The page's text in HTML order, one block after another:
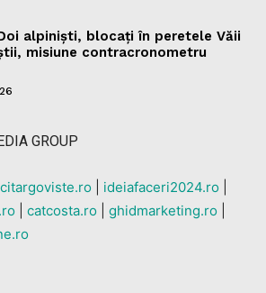
alpiniști, blocați în peretele Văii
misiune contracronometru
GROUP
ideiafaceri2024.ro
catcosta.ro ghidmarketing.ro